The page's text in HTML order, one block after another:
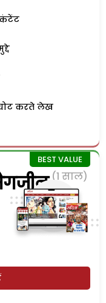
कंटेंट
करते लेख
(1 साल)